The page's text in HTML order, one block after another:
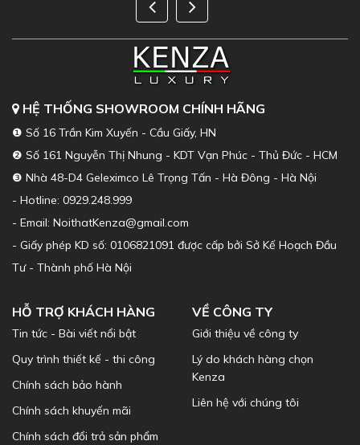
HỆ THỐNG SHOWROOM CHÍNH HÃNG
❶ Số 16 Trần Kim Xuyến - Cầu Giấy, HN
❷ Số 161 Nguyễn Thị Nhung - KDT Vạn Phúc - Thủ Đức - HCM
❸ Nhà 48-D4 Geleximco Lê Trọng Tấn - Hà Đông - Hà Nội
- Hotline: 0929.248.999
- Email: NoithatKenza@gmail.com
- Giấy phép KD số: 0106821091 được cấp bởi Sở Kế Hoạch Đầu
Tư - Thành phố Hà Nội
HỖ TRỢ KHÁCH HÀNG
Tin tức - Bài viết nổi bật
Quy trình thiết kế - thi công
Chính sách bảo hành
Chính sách khuyến mãi
Chính sách đổi trả sản phẩm
VỀ CÔNG TY
Giới thiệu về công ty
Lý do khách hàng chọn
Kenza
Liên hệ với chúng tôi